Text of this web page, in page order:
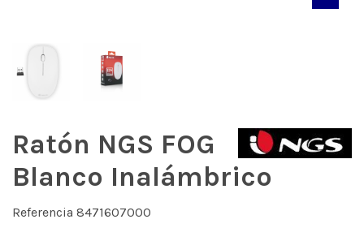
Ratón NGS FOG
Blanco Inalámbrico
Referencia 8471607000